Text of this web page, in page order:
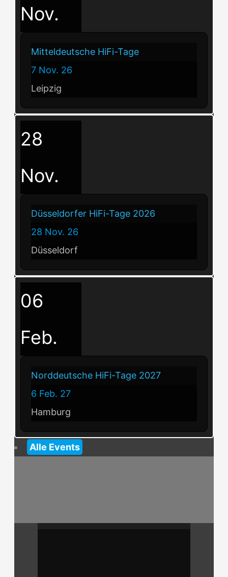
Nov.
Mitteldeutsche HiFi-Tage
7 Nov. 26
Leipzig
28
Nov.
Düsseldorfer HiFi-Tage 2026
28 Nov. 26
Düsseldorf
06
Feb.
Norddeutsche HiFi-Tage 2027
6 Feb. 27
Hamburg
Alle Events